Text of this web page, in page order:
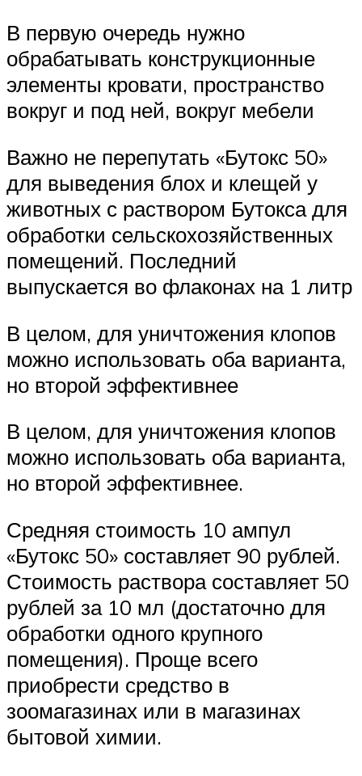
В первую очередь нужно
обрабатывать конструкционные
элементы кровати, пространство
вокруг и под ней, вокруг мебели
Важно не перепутать «Бутокс 50»
для выведения блох и клещей у
животных с раствором Бутокса для
обработки сельскохозяйственных
помещений. Последний
выпускается во флаконах на 1 литр
В целом, для уничтожения клопов
можно использовать оба варианта,
но второй эффективнее
В целом, для уничтожения клопов
можно использовать оба варианта,
но второй эффективнее.
Средняя стоимость 10 ампул
«Бутокс 50» составляет 90 рублей.
Стоимость раствора составляет 50
рублей за 10 мл (достаточно для
обработки одного крупного
помещения). Проще всего
приобрести средство в
зоомагазинах или в магазинах
бытовой химии.